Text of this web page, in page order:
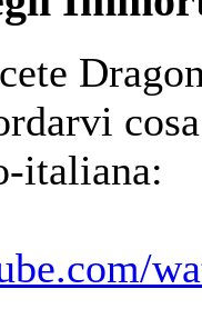
italiana: